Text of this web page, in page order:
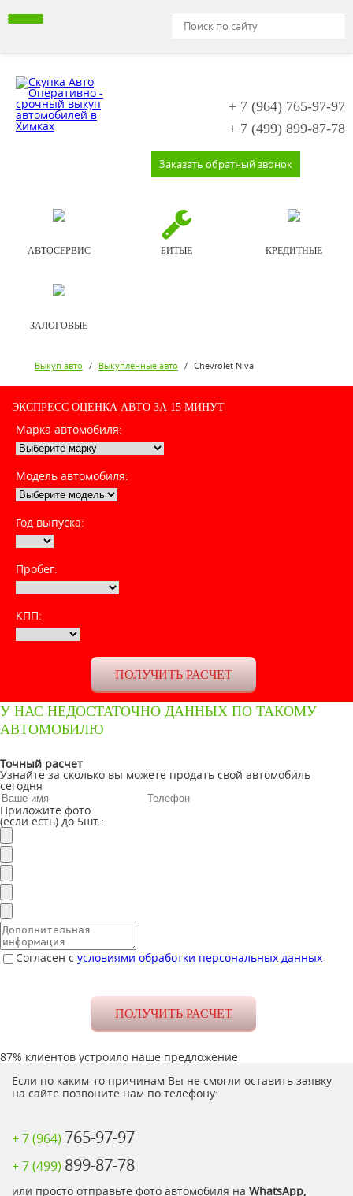
+ 7 (964) 765-97-97
+ 7 (499) 899-87-78
Заказать обратный звонок
АВТОСЕРВИС БИТЫЕ КРЕДИТНЫЕ
ЗАЛОГОВЫЕ
Выкуп авто / Выкупленные авто / Chevrolet Niva
ЭКСПРЕСС ОЦЕНКА АВТО ЗА 15 МИНУТ
Марка автомобиля:
Модель автомобиля:
Год выпуска:
Пробег:
КПП:
У НАС НЕДОСТАТОЧНО ДАННЫХ ПО ТАКОМУ
АВТОМОБИЛЮ
Точный расчет
Узнайте за сколько вы можете продать свой автомобиль
сегодня
Приложите фото
(если есть) до 5шт.:
Согласен с условиями обработки персональных данных
87% клиентов устроило наше предложение
Если по каким-то причинам Вы не смогли оставить заявку
на сайте позвоните нам по телефону:
+ 7 (964) 765-97-97
+ 7 (499) 899-87-78
или просто отправьте фото автомобиля на WhatsApp,